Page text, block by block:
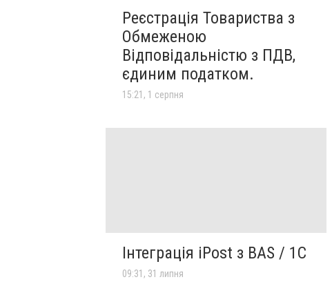
Реєстрація Товариства з
Обмеженою
Відповідальністю з ПДВ,
єдиним податком.
15:21, 1 серпня
Інтеграція iPost з BAS / 1С
09:31, 31 липня